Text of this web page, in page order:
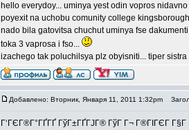
hello everydoy... uminya yest odin vopros
poyexit na uchobu comunity college
nado bila gatovitsa chuchut uminya fse
toka 3 vaprosa i fso...
izachego tak poluchilsya plz obyisniti... tiper
Добавлено: Вторник, Января 11, 2011 1:32pm
Г‘ГЄГ®Г°ГҐГҐ ГўГ±ГҐГЈГ® ГўГ Г¬ Г®ГІГЄГ